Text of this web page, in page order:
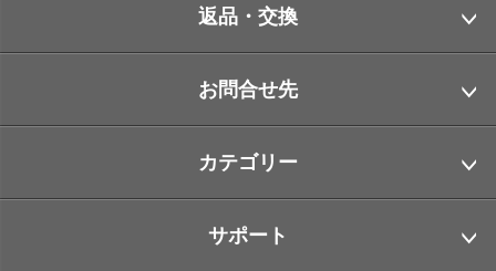
返品・交換
お問合せ先
カテゴリー
サポート